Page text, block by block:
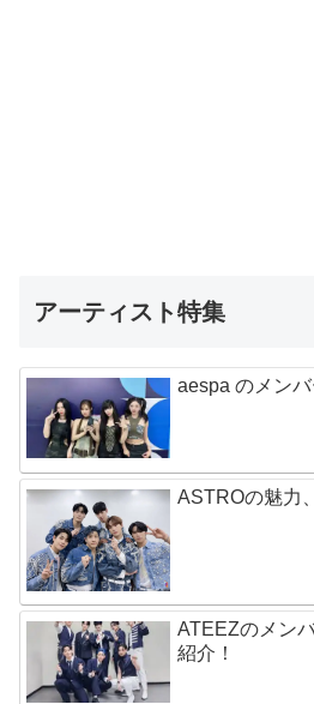
アーティスト特集
aespa のメンバ
ASTROの魅力
ATEEZのメン
紹介！